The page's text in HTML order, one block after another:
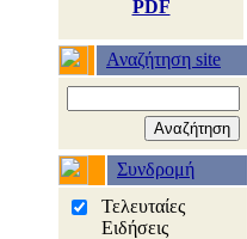
PDF
Αναζήτηση site
Συνδρομή
Τελευταίες
Ειδήσεις